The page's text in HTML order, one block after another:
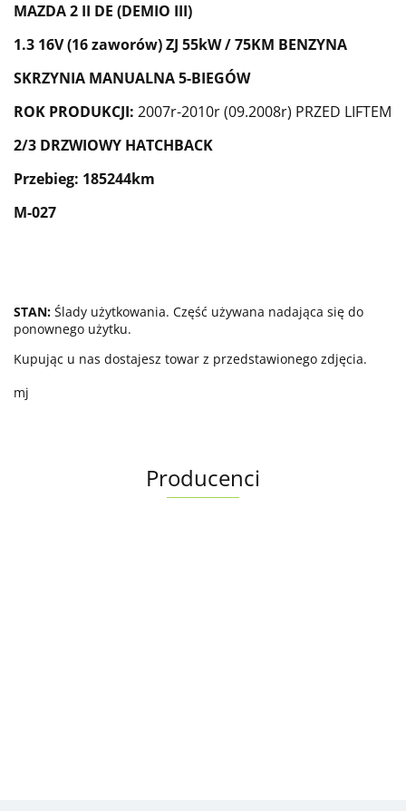
MAZDA 2 II DE (DEMIO III)
1.3 16V (16 zaworów)ZJ 55kW /75KM BENZYNA
SKRZYNIA MANUALNA 5-BIEGÓW
ROK PRODUKCJI: 2007r-2010r (09.2008r) PRZED LIFTEM
2/3 DRZWIOWY HATCHBACK
Przebieg: 185244km
M-027
STAN: Ślady użytkowania. Część używana nadająca się do
ponownego użytku.
Kupując u nas dostajesz towar z przedstawionego zdjęcia.
mj
Producenci